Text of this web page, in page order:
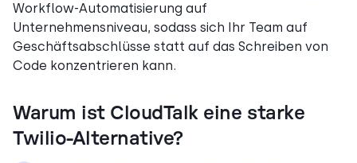
Workflow-Automatisierung auf
Unternehmensniveau, sodass sich Ihr Team auf
Geschäftsabschlüsse statt auf das Schreiben von
Code konzentrieren kann.
Warum ist CloudTalk eine starke
Twilio-Alternative?